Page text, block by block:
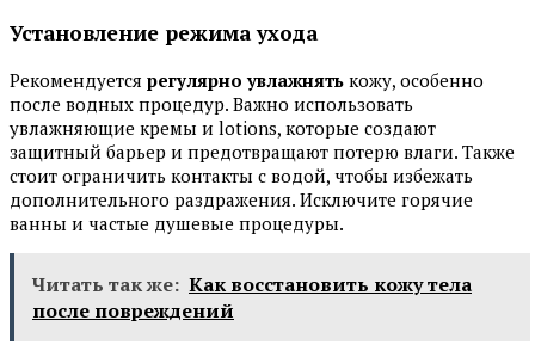
Установление режима ухода
Рекомендуется регулярно увлажнять кожу, особенно
после водных процедур. Важно использовать
увлажняющие кремы и lotions, которые создают
защитный барьер и предотвращают потерю влаги. Также
стоит ограничить контакты с водой, чтобы избежать
дополнительного раздражения. Исключите горячие
ванны и частые душевые процедуры.
Читать так же: Как восстановить кожу тела
после повреждений